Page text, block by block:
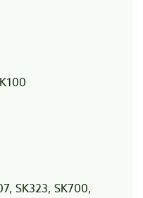
SK323, SK700,